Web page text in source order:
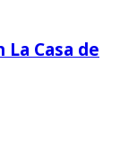
Casa de